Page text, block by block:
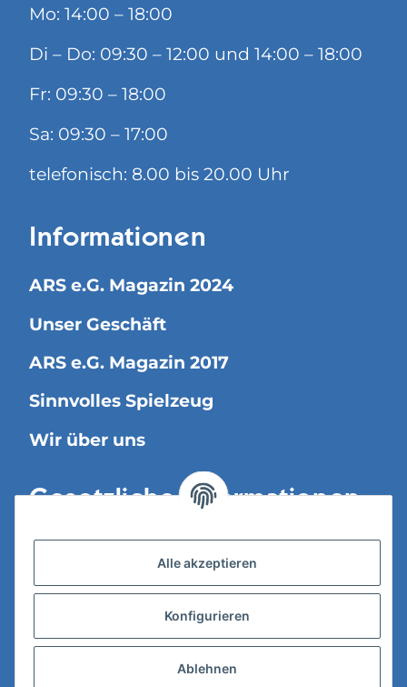
Mo: 14:00 – 18:00
Di – Do: 09:30 – 12:00 und 14:00 – 18:00
Fr: 09:30 – 18:00
Sa: 09:30 – 17:00
telefonisch: 8.00 bis 20.00 Uhr
Informationen
ARS e.G. Magazin 2024
Unser Geschäft
ARS e.G. Magazin 2017
Sinnvolles Spielzeug
Wir über uns
Gesetzliche Informationen
Versandinformationen
Datenschutz
Alle akzeptieren
Konfigurieren
Ablehnen